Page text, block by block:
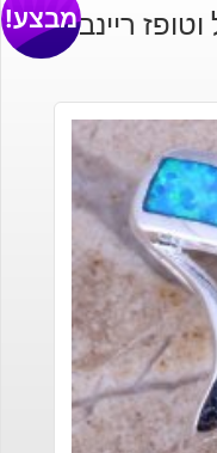
ריינבואומבצע!